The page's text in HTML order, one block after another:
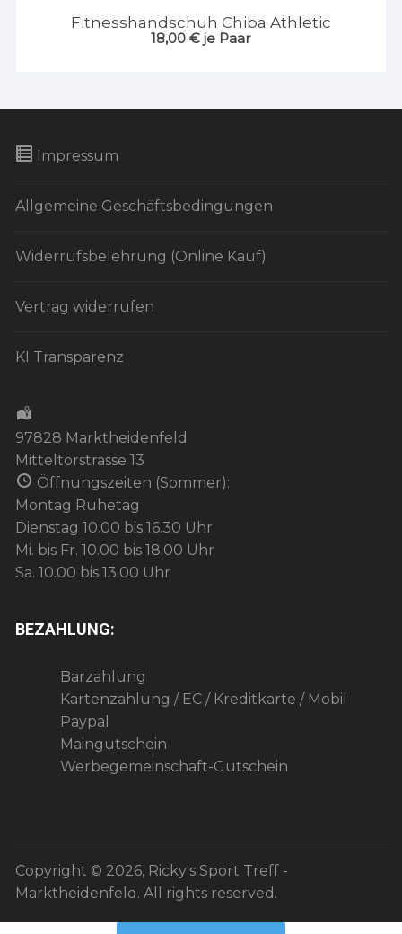
Fitnesshandschuh Chiba Athletic
18,00€ je Paar
Impressum
Allgemeine Geschäftsbedingungen
Widerrufsbelehrung (Online Kauf)
Vertrag widerrufen
KI Transparenz
97828 Marktheidenfeld
Mitteltorstrasse 13
Öffnungszeiten (Sommer):
Montag Ruhetag
Dienstag 10.00 bis 16.30 Uhr
Mi. bis Fr. 10.00 bis 18.00 Uhr
Sa. 10.00 bis 13.00 Uhr
BEZAHLUNG:
Barzahlung
Kartenzahlung / EC / Kreditkarte / Mobil
Paypal
Maingutschein
Werbegemeinschaft-Gutschein
Copyright © 2026, Ricky's Sport Treff -
Marktheidenfeld. All rights reserved.